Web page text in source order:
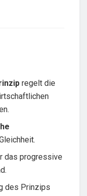
regelt die
das progressive
des Prinzips